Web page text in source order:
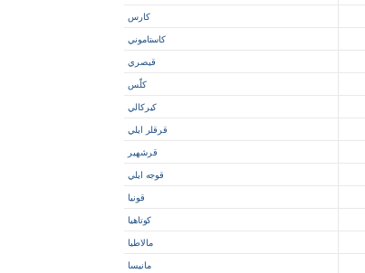
كارس
كاستاموني
قيصري
كلّس
كيركالي
قرقلر ايلي
قرشهير
قوجه ايلي
قونيا
كوتاهيا
مالاطيا
مانيسا